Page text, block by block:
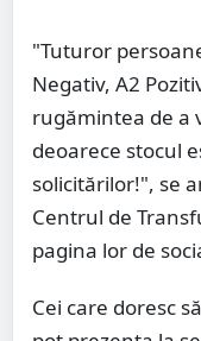
"Tuturor
Negativ, A2
rugămintea de a
deoarece stocul
solicitărilor!", se
Centrul de
pagina lor de
Cei care doresc